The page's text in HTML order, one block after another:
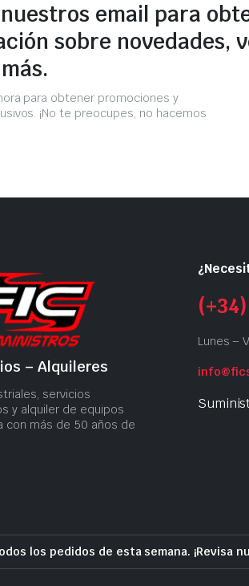
email para
sobre novedades,
para obtener promociones y
¡No te preocupes, no hacemos
– Alquileres
servicios
y alquiler de equipos
con más de 50 años de
Lunes –
los pedidos de esta semana. ¡Revisa